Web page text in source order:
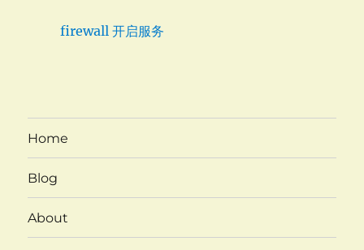
firewall 开启服务
Home
Blog
About